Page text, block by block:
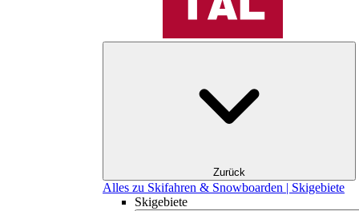
Zurück
Alles zu Skifahren & Snowboarden | Skigebiete
Skigebiete